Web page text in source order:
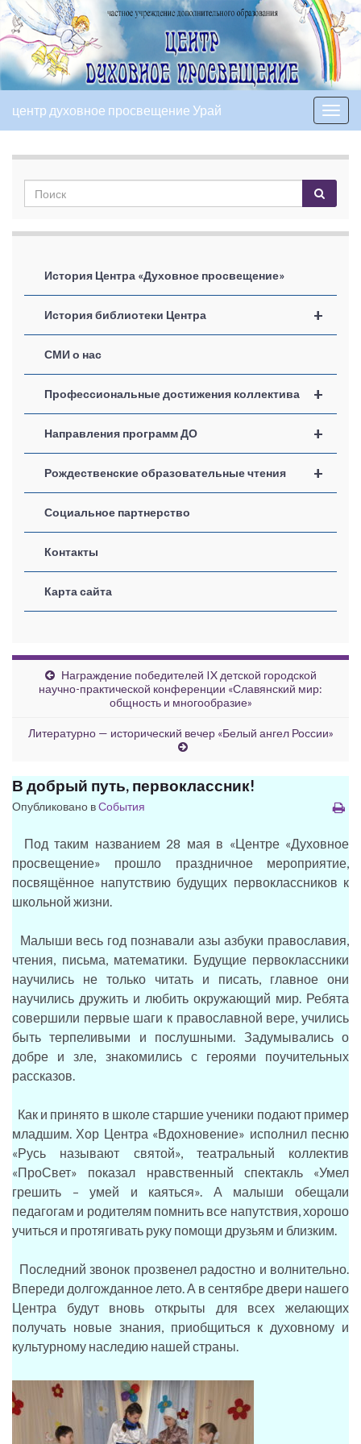
Вкл/
выкл
центр духовное просвещение Урай
История Центра «Духовное просвещение»
+
История библиотеки Центра
СМИ о нас
+
Профессиональные достижения коллектива
+
Направления программ ДО
+
Рождественские образовательные чтения
Социальное партнерство
Контакты
Карта сайта
Награждение победителей IX детской городской
научно-практической конференции «Славянский мир:
общность и многообразие»
Литературно — исторический вечер «Белый ангел России»
В добрый путь, первоклассник!
Опубликовано вСобытия
Под таким названием 28 мая в «Центре «Духовное
просвещение» прошло праздничное мероприятие,
посвящённое напутствию будущих первоклассников к
школьной жизни.
Малыши весь год познавали азы азбуки православия,
чтения, письма, математики. Будущие первоклассники
научились не только читать и писать, главное они
научились дружить и любить окружающий мир. Ребята
совершили первые шаги к православной вере, учились
быть терпеливыми и послушными. Задумывались о
добре и зле, знакомились с героями поучительных
рассказов.
Как и принято в школе старшие ученики подают пример
младшим. Хор Центра «Вдохновение» исполнил песню
«Русь называют святой», театральный коллектив
«ПроСвет» показал нравственный спектакль «Умел
грешить – умей и каяться». А малыши обещали
педагогам и родителям помнить все напутствия, хорошо
учиться и протягивать руку помощи друзьям и близким.
Последний звонок прозвенел радостно и волнительно.
Впереди долгожданное лето. А в сентябре двери нашего
Центра будут вновь открыты для всех желающих
получать новые знания, приобщиться к духовному и
культурному наследию нашей страны.